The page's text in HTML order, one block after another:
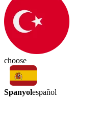
choose
Spanyolespañol